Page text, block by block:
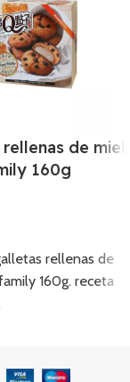
de miel
160g
rellenas de
160g. receta